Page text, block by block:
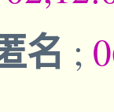
名 ;